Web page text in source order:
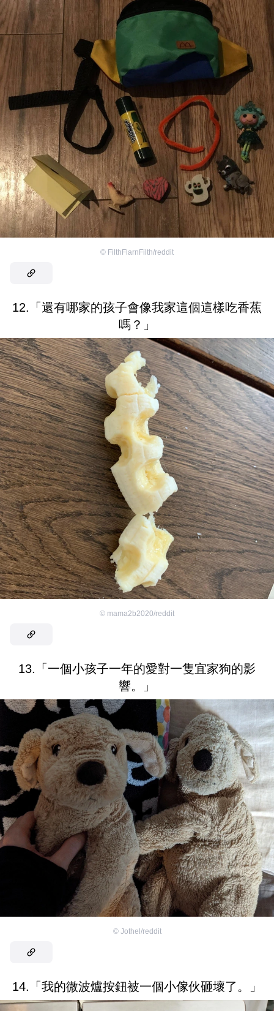
© FilthFlarnFilth/reddit
12.「還有哪家的孩子會像我家這個這樣吃香蕉
嗎？」
© mama2b2020/reddit
13.「一個小孩子一年的愛對一隻宜家狗的影
響。」
© Jothel/reddit
14.「我的微波爐按鈕被一個小傢伙砸壞了。」